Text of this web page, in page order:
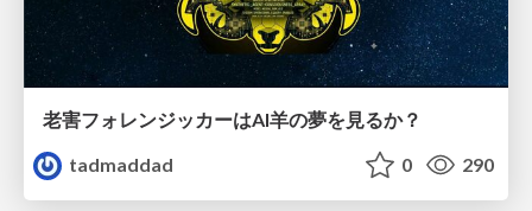
老害フォレンジッカーはAI羊の夢を見るか？
tadmaddad
0 290